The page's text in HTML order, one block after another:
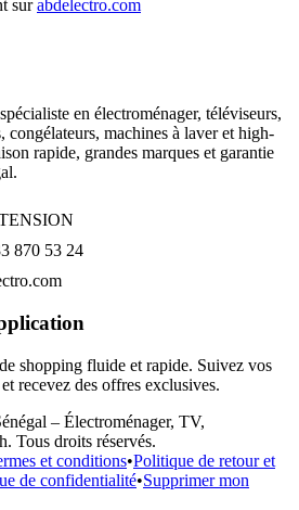
surabdelectro.com
en électroménager, téléviseurs,
congélateurs, machines à laver et high-
rapide, grandes marques et garantie
870 53 24
shopping fluide et rapide. Suivez vos
recevez des offres exclusives.
– Électroménager, TV,
. Tous droits réservés.
et conditions•Politique de retour et
de confidentialité•Supprimer mon